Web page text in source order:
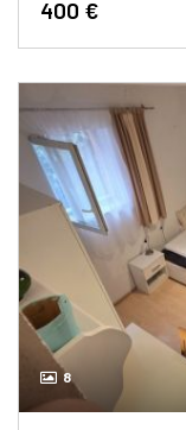
400 €
8